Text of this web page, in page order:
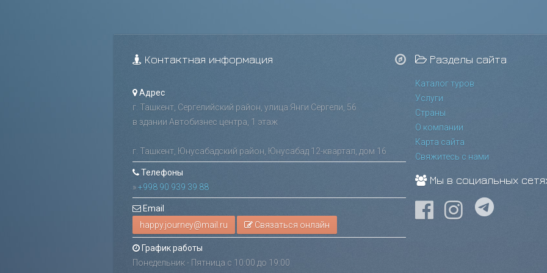
Контактная информация
Адрес
г. Ташкент, Сергелийский район, улица Янги Сергели, 56
в здании Автобизнес центра, 1 этаж
г. Ташкент, Юнусабадский район, Юнусабад 12-квартал, дом 16
Телефоны
»+998 90 939 39 88
Email
Связаться онлайн
График работы
Понедельник - Пятница с 10:00 до 19:00
Разделы сайта
Каталог туров
Услуги
Страны
О компании
Карта сайта
Свяжитесь с нами
Мы в социальных